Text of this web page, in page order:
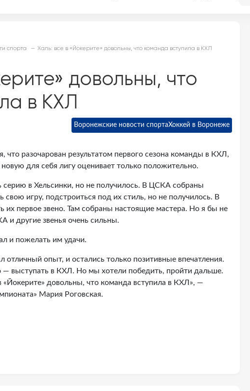
спорта Халь: все в «Йокерите» довольны, что команда вступила в КХЛ
довольны, что
в КХЛ
Воронежские новости спортаХоккей в Воронеже
что разочарован результатом первого сезона команды в КХЛ,
для себя лигу оценивает только положительно.
в Хельсинки, но не получилось. В ЦСКА собраны
игру, подстроиться под их стиль, но не получилось. В
их первое звено. Там собраны настоящие мастера. Но я бы не
и другие звенья очень сильны.
и пожелать им удачи.
опыт, и остались только позитивные впечатления.
— выступать в КХЛ. Но мы хотели победить, пройти дальше.
«Йокерите» довольны, что команда вступила в КХЛ», —
Мария Роговская.